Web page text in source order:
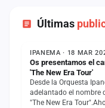
Últimas
NOTICIA
IPANEMA · 18 MAR
Os presentamos el
'The New Era Tour'
Desde la Orquesta
adelantado el nombre
"The New Era